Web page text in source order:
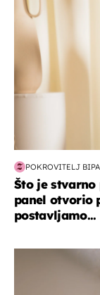
POKROVITELJ BIPA
Što je stvarno
panel otvorio
postavljamo...
moda & ljepota